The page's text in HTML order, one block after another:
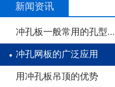
新闻资讯
冲孔板一般常用的孔型...
· 冲孔网板的广泛应用
用冲孔板吊顶的优势